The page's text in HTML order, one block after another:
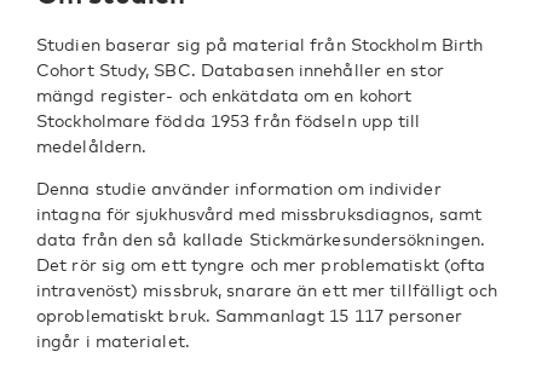
Studien baserar sig på material från Stockholm Birth
Cohort Study, SBC. Databasen innehåller en stor
mängd register- och enkätdata om en kohort
Stockholmare födda 1953 från födseln upp till
medelåldern.
Denna studie använder information om individer
intagna för sjukhusvård med missbruksdiagnos, samt
data från den så kallade Stickmärkesundersökningen.
Det rör sig om ett tyngre och mer problematiskt (ofta
intravenöst) missbruk, snarare än ett mer tillfälligt och
oproblematiskt bruk. Sammanlagt 15 117 personer
ingår i materialet.